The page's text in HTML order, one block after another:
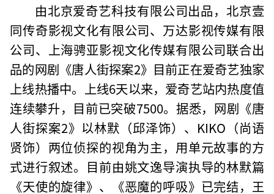
由北京爱奇艺科技有限公司出品，北京壹
同传奇影视文化有限公司、万达影视传媒有限
公司、上海骋亚影视文化传媒有限公司联合出
品的网剧《唐人街探案2》目前正在爱奇艺独家
上线热播中。上线6天以来，爱奇艺站内热度值
连续攀升，目前已突破7500。据悉，网剧《唐
人街探案2》以林默（邱泽饰）、KIKO（尚语
贤饰）两位侦探的视角为主，用单元故事的方
式进行叙述。目前由姚文逸导演执导的林默篇
《天使的旋律》、《恶魔的呼吸》已完结，王